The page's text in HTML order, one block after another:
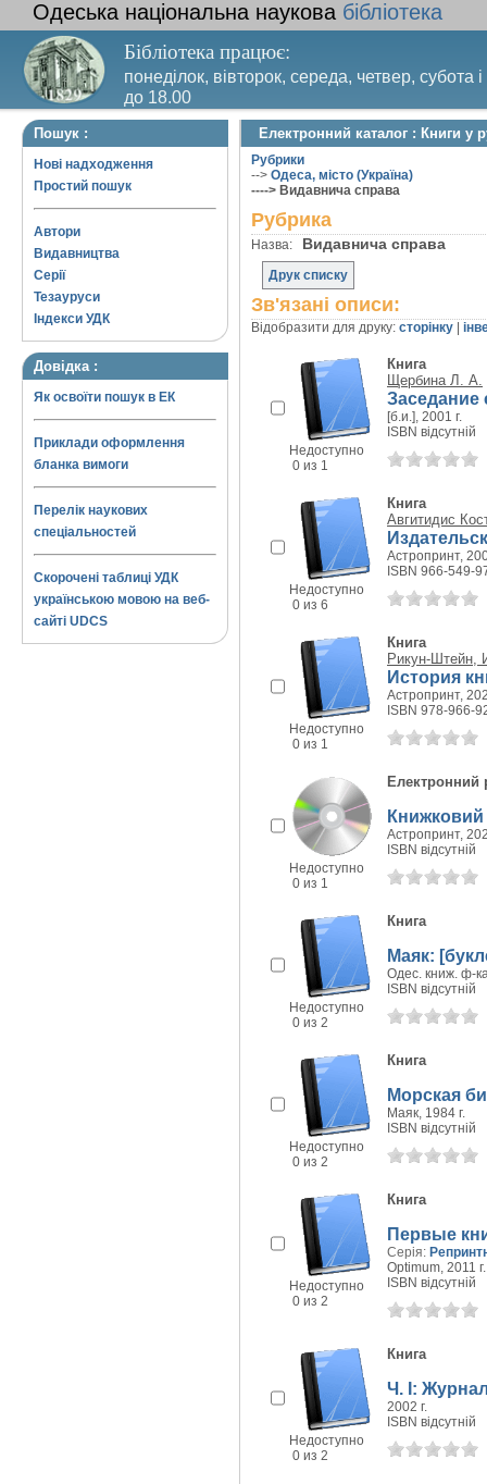
Одеська національна наукова бібліотека
Бібліотека працює:
понеділок, вівторок, середа, четвер, субота
до 18.00
Вихідний день – п’ятниця. Останній четвер
Пошук :
Нові надходження
Простий пошук
Автори
Видавництва
Серії
Тезауруси
Індекси УДК
Довідка :
Як освоїти пошук в ЕК
Приклади оформлення
бланка вимоги
Перелік наукових
спеціальностей
Скорочені таблиці УДК
українською мовою на веб-
сайті UDCS
Електронний каталог : Книги у
Рубрики
--> Одеса, місто (Україна)
----> Видавнича справа
Рубрика
Назва: Видавнича справа
Друк списку
Зв'язані описи:
Відобразити для друку: сторінку
Недоступно
0 из 1
Книга
Щербина Л. А.
Заседание
[б.и.], 2001 г.
ISBN відсутній
Недоступно
0 из 6
Книга
Авгитидис
Астропринт,
ISBN 966-549-
Недоступно
0 из 1
Книга
Рикун-Штейн,
История
Астропринт,
ISBN 978-966-
Недоступно
0 из 1
Електронний
Книжковий
Астропринт,
ISBN відсутній
Недоступно
0 из 2
Книга
Маяк:
Одес. книж. ф-
ISBN відсутній
Недоступно
0 из 2
Книга
Морская
Маяк, 1984 г.
ISBN відсутній
Недоступно
0 из 2
Книга
Первые
Серія:
Optimum, 2011 г.
ISBN відсутній
Недоступно
0 из 2
Книга
Ч. I:
2002 г.
ISBN відсутній